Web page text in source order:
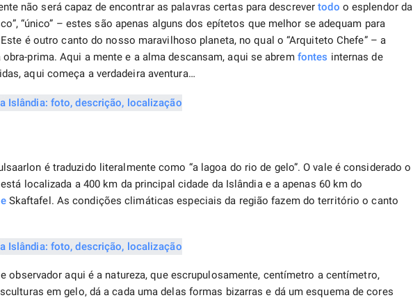
não será capaz de encontrar as palavras certas para descrevertodo o esplendor da
“único” – estes são apenas alguns dos epítetos que melhor se adequam para
é outro canto do nosso maravilhoso planeta, no qual o “Arquiteto Chefe” – a
prima. Aqui a mente e a alma descansam, aqui se abrem fontes internas de
aqui começa a verdadeira aventura…
é traduzido literalmente como “a lagoa do rio de gelo”. O vale é considerado o
localizada a 400 km da principal cidade da Islândia e a apenas 60 km do
Skaftafel. As condições climáticas especiais da região fazem do território o canto
observador aqui é a natureza, que escrupulosamente, centímetro a centímetro,
em gelo, dá a cada uma delas formas bizarras e dá um esquema de cores